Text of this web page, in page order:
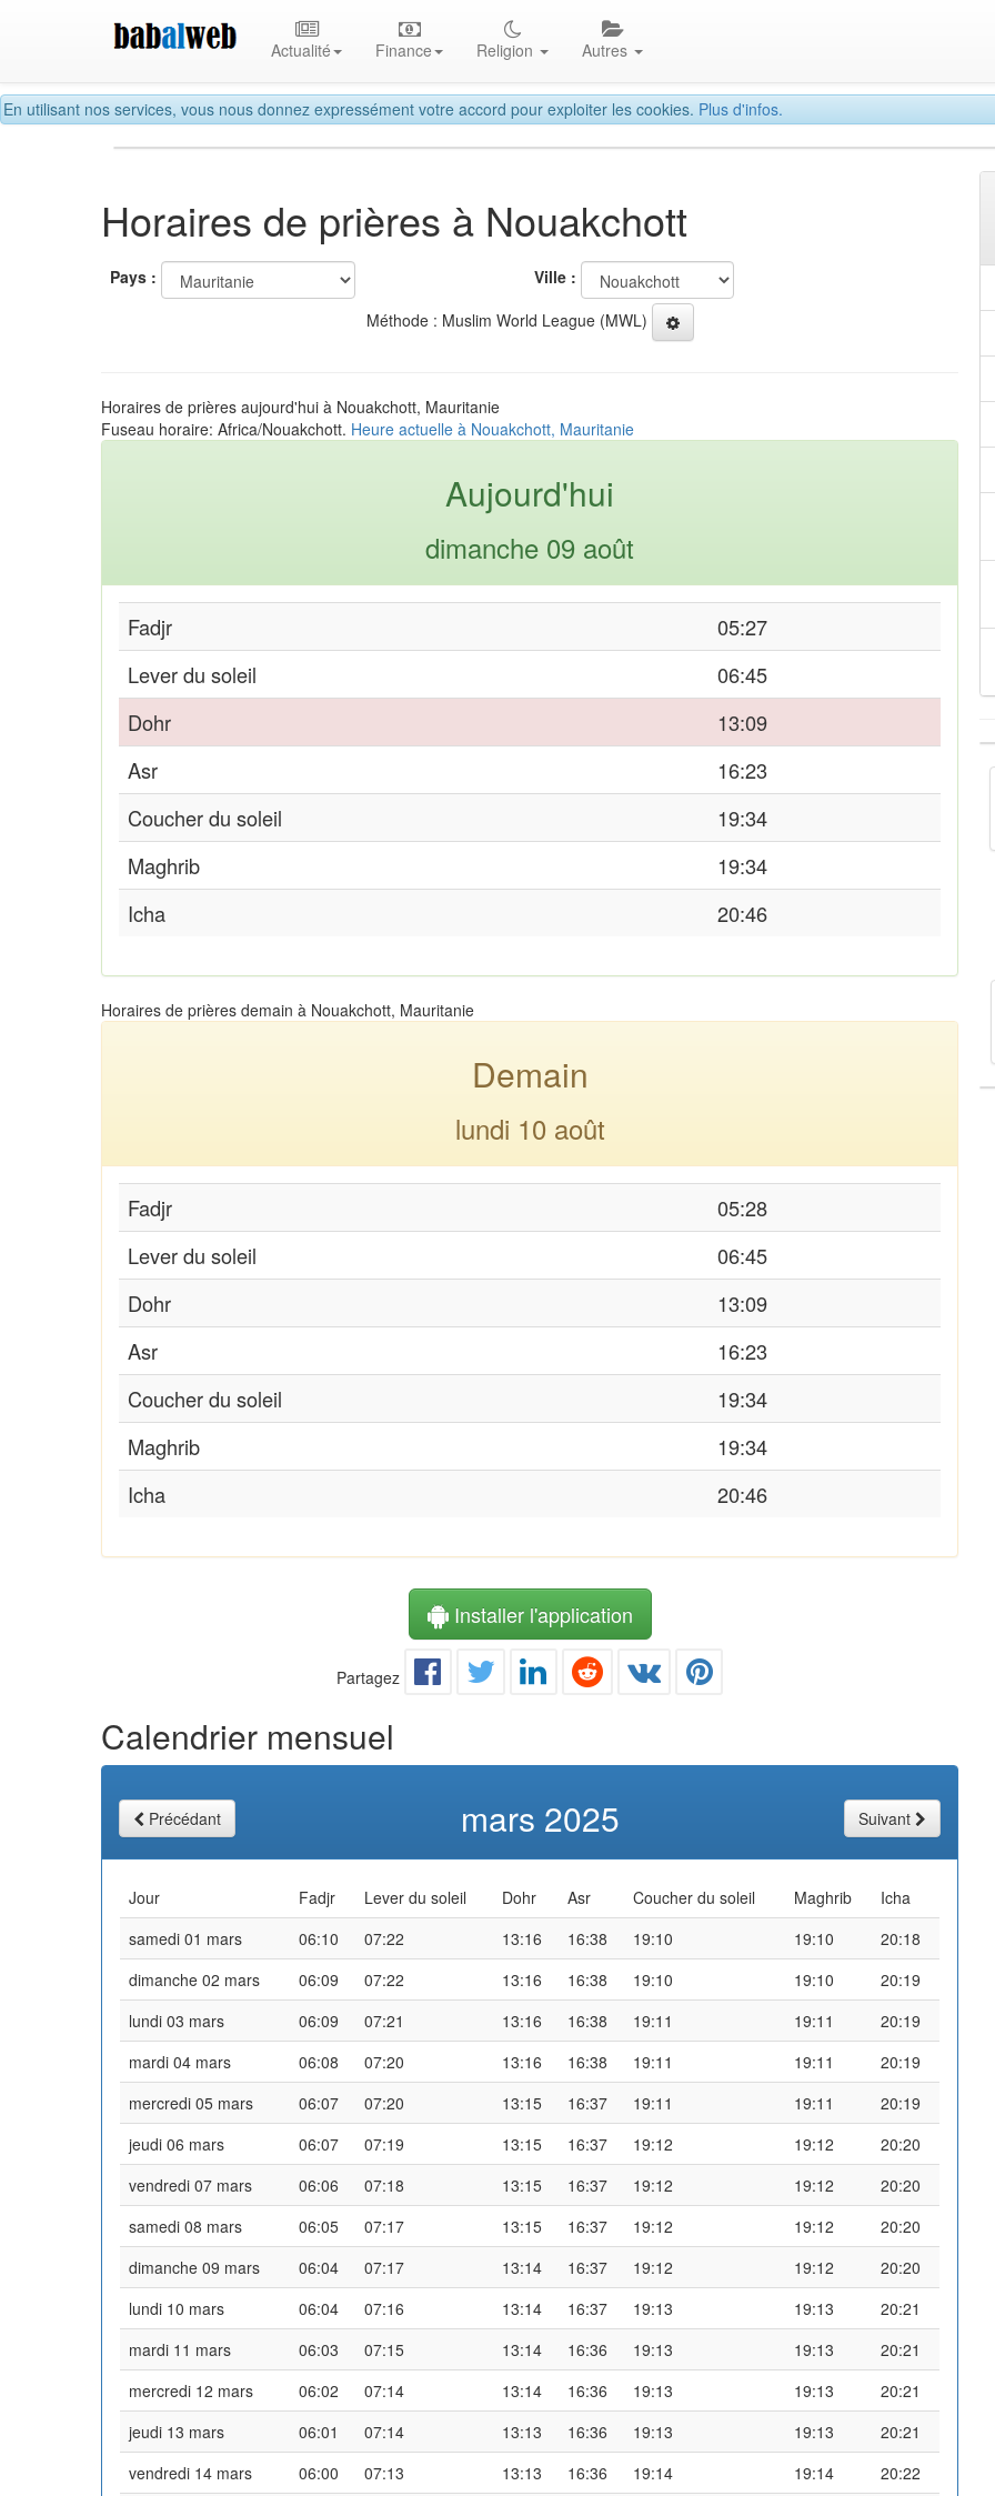
En utilisant nos services, vous nous donnez expressément votre accord pour exploiter les cookies. Plus d'infos.
Actualité Finance Religion Autres
Horaires de prières à Nouakchott
Pays :
Ville :
Méthode : Muslim World League (MWL)
Horaires de prières aujourd'hui à Nouakchott, Mauritanie
Fuseau horaire: Africa/Nouakchott. Heure actuelle à Nouakchott, Mauritanie
Aujourd'hui
dimanche 09 août
Fadjr
05:27
Lever du soleil
06:45
Dohr
13:09
Asr
16:23
Coucher du soleil
19:34
Maghrib
19:34
Icha
20:46
Horaires de prières demain à Nouakchott, Mauritanie
Demain
lundi 10 août
Fadjr
05:28
Lever du soleil
06:45
Dohr
13:09
Asr
16:23
Coucher du soleil
19:34
Maghrib
19:34
Icha
20:46
Installer l'application
Partagez
Calendrier mensuel
Précédant mars 2025 Suivant
Jour Fadjr Lever du soleil Dohr Asr Coucher du soleil Maghrib
Icha
samedi 01 mars
06:10 07:22 13:16 16:38 19:10 19:10
20:18
dimanche 02 mars
06:09 07:22 13:16 16:38 19:10 19:10
20:19
lundi 03 mars
06:09 07:21 13:16 16:38 19:11 19:11
20:19
mardi 04 mars
06:08 07:20 13:16 16:38 19:11 19:11
20:19
mercredi 05 mars
06:07 07:20 13:15 16:37 19:11 19:11
20:19
jeudi 06 mars
06:07 07:19 13:15 16:37 19:12 19:12
20:20
vendredi 07 mars
06:06 07:18 13:15 16:37 19:12 19:12
20:20
samedi 08 mars
06:05 07:17 13:15 16:37 19:12 19:12
20:20
dimanche 09 mars
06:04 07:17 13:14 16:37 19:12 19:12
20:20
lundi 10 mars
06:04 07:16 13:14 16:37 19:13 19:13
20:21
mardi 11 mars
06:03 07:15 13:14 16:36 19:13 19:13
20:21
mercredi 12 mars
06:02 07:14 13:14 16:36 19:13 19:13
20:21
jeudi 13 mars
06:01 07:14 13:13 16:36 19:13 19:13
20:21
vendredi 14 mars
06:00 07:13 13:13 16:36 19:14 19:14
20:22